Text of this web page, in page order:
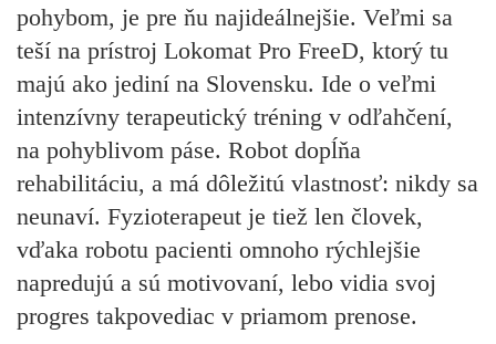
pohybom, je pre ňu najideálnejšie. Veľmi sa
teší na prístroj Lokomat Pro FreeD, ktorý tu
majú ako jediní na Slovensku. Ide o veľmi
intenzívny terapeutický tréning v odľahčení,
na pohyblivom páse. Robot dopĺňa
rehabilitáciu, a má dôležitú vlastnosť: nikdy sa
neunaví. Fyzioterapeut je tiež len človek,
vďaka robotu pacienti omnoho rýchlejšie
napredujú a sú motivovaní, lebo vidia svoj
progres takpovediac v priamom prenose.